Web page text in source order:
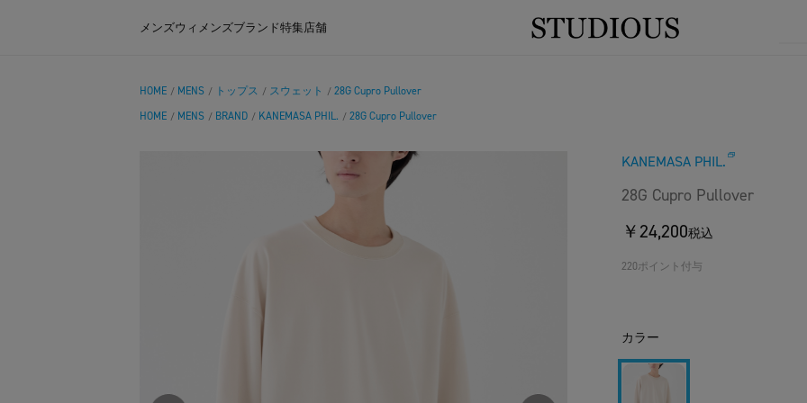
メンズウィメンズブランド特集店舗
HOME / MENS / トップス / スウェット / 28G Cupro Pullover
HOME / MENS / BRAND / KANEMASA PHIL. / 28G Cupro Pullover
KANEMASA PHIL.
28G Cupro Pullover
￥24,200税込
220ポイント付与
カラー